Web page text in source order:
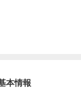
本情報